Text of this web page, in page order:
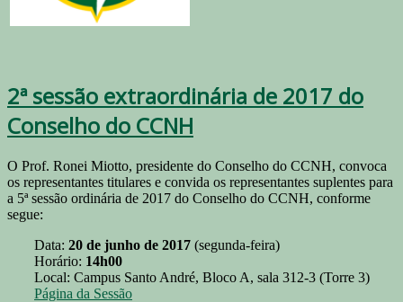
2ª sessão extraordinária de 2017 do
Conselho do CCNH
O Prof. Ronei Miotto, presidente do Conselho do CCNH, convoca
os representantes titulares e convida os representantes suplentes para
a 5ª sessão ordinária de 2017 do Conselho do CCNH, conforme
segue:
Data: 20 de junho de 2017 (segunda-feira)
Horário: 14h00
Local: Campus Santo André, Bloco A, sala 312-3 (Torre 3)
Página da Sessão